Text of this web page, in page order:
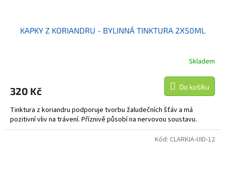
KAPKY Z KORIANDRU - BYLINNÁ TINKTURA 2X50ML
Skladem
320 Kč Do košíku
Tinktura z koriandru podporuje tvorbu žaludečních šťáv a má
pozitivní vliv na trávení. Příznivě působí na nervovou soustavu.
Kód: CLARKIA-UID-12